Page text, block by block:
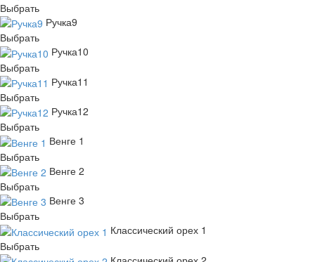
Выбрать
Ручка9
Выбрать
Ручка10
Выбрать
Ручка11
Выбрать
Ручка12
Выбрать
Венге 1
Выбрать
Венге 2
Выбрать
Венге 3
Выбрать
Классический орех 1
Выбрать